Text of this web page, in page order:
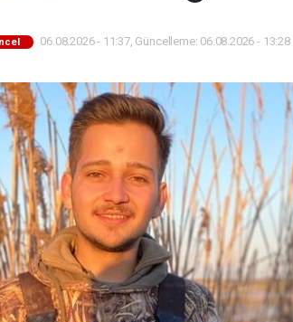
06.08.2026 - 11:37, Güncelleme: 06.08.2026 - 13:28